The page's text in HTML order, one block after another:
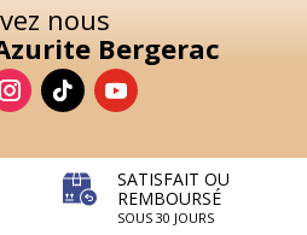
nous
Bergerac
SATISFAIT OU
REMBOURSÉ
SOUS 30 JOURS